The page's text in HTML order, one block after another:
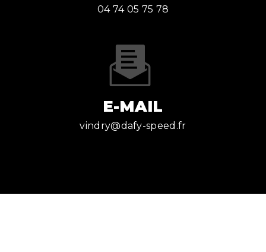
04 74 05 75 78
E-MAIL
vindry@dafy-speed.fr